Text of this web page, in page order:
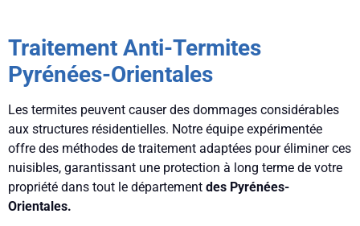
Traitement Anti-Termites
Pyrénées-Orientales
Les termites peuvent causer des dommages considérables
aux structures résidentielles. Notre équipe expérimentée
offre des méthodes de traitement adaptées pour éliminer ces
nuisibles, garantissant une protection à long terme de votre
propriété dans tout le département des Pyrénées-
Orientales.